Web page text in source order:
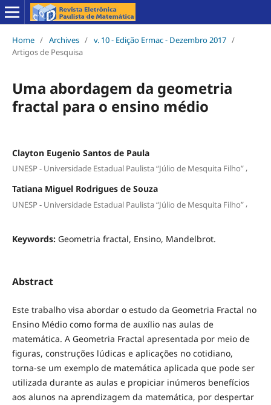
Home / Archives / v. 10 - Edição Ermac - Dezembro 2017 /
Artigos de Pesquisa
Uma abordagem da geometria
fractal para o ensino médio
Clayton Eugenio Santos de Paula
UNESP - Universidade Estadual Paulista “Júlio de Mesquita Filho”,
Tatiana Miguel Rodrigues de Souza
UNESP - Universidade Estadual Paulista “Júlio de Mesquita Filho”,
Keywords: Geometria fractal, Ensino, Mandelbrot.
Abstract
Este trabalho visa abordar o estudo da Geometria Fractal no
Ensino Médio como forma de auxílio nas aulas de
matemática. A Geometria Fractal apresentada por meio de
figuras, construções lúdicas e aplicações no cotidiano,
torna-se um exemplo de matemática aplicada que pode ser
utilizada durante as aulas e propiciar inúmeros benefícios
aos alunos na aprendizagem da matemática, por despertar